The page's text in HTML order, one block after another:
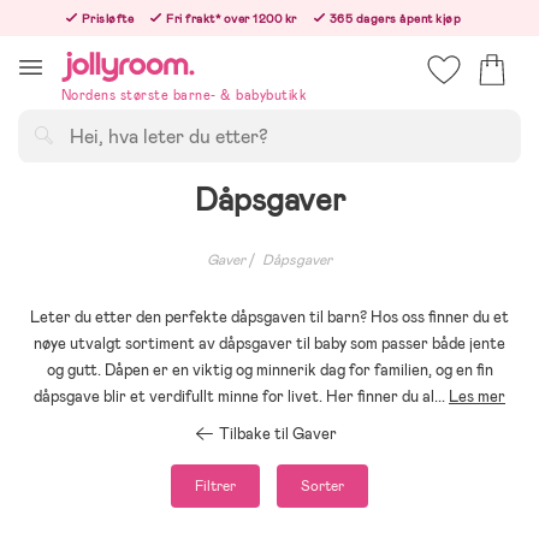
innehållet
Prisløfte Fri frakt* over 1200 kr
365 dagers åpent kjøp
Nordens største barne- & babybutikk
Dåpsgaver
Gaver Dåpsgaver
Leter du etter den perfekte dåpsgaven til barn? Hos oss finner du et
nøye utvalgt sortiment av dåpsgaver til baby som passer både jente
og gutt. Dåpen er en viktig og minnerik dag for familien, og en fin
dåpsgave blir et verdifullt minne for livet. Her finner du al... Les mer
Tilbake til Gaver
Filtrer Sorter